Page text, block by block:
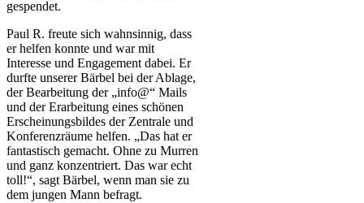
gespendet.
Paul R. freute sich wahnsinnig, dass
er helfen konnte und war mit
Interesse und Engagement dabei. Er
durfte unserer Bärbel bei der Ablage,
der Bearbeitung der „info@“ Mails
und der Erarbeitung eines schönen
Erscheinungsbildes der Zentrale und
Konferenzräume helfen. „Das hat er
fantastisch gemacht. Ohne zu Murren
und ganz konzentriert. Das war echt
toll!“, sagt Bärbel, wenn man sie zu
dem jungen Mann befragt.